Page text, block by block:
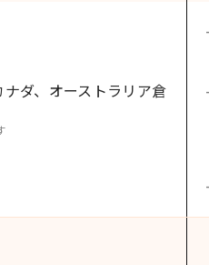
ダ、オーストラリア倉